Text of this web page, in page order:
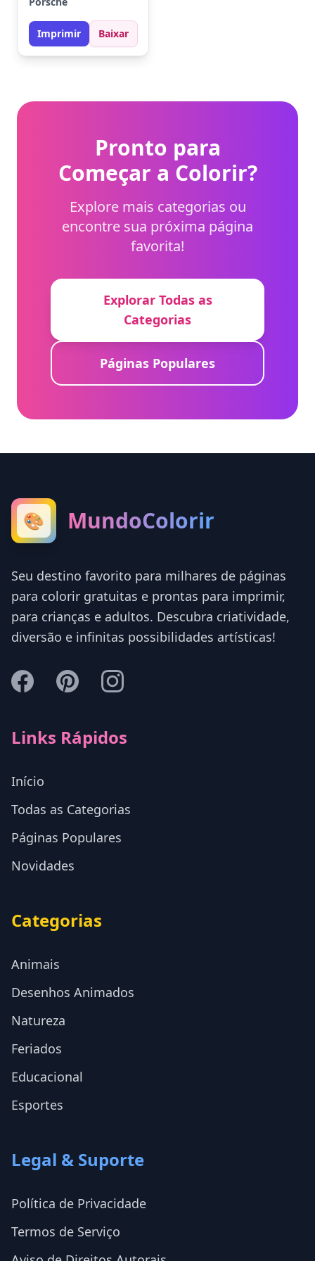
metálico, preto e
toques de azul. Para
um toque especial,
adicione sombras
Imprimir Baixar
Pronto para
Começar a Colorir?
Explore mais categorias ou
encontre sua próxima página
favorita!
Explorar Todas as
Categorias
Páginas Populares
🎨 MundoColorir
Seu destino favorito para milhares de páginas
para colorir gratuitas e prontas para imprimir,
para crianças e adultos. Descubra criatividade,
diversão e infinitas possibilidades artísticas!
Links Rápidos
Início
Todas as Categorias
Páginas Populares
Novidades
Categorias
Animais
Desenhos Animados
Natureza
Feriados
Educacional
Esportes
Legal & Suporte
Política de Privacidade
Termos de Serviço